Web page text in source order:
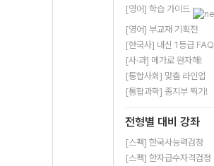
[영어] 학습 가이드
[영어] 부교재 기획전
[한국사] 내신 1등급 FAQ
[사·과] 메가로 완자해!
[통합사회] 맞춤 라인업
[통합과학] 종지부 찍기!
전형별 대비 강좌
[스펙] 한국사능력검정
[스펙] 한자급수자격검정